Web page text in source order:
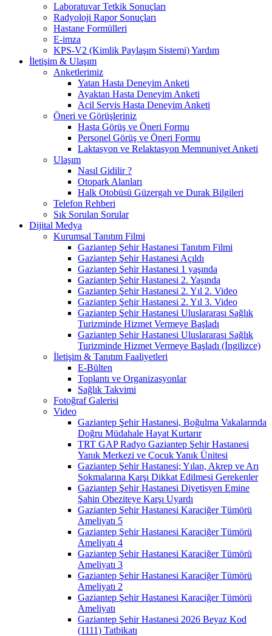
Laboratuvar Tetkik Sonuçları
Radyoloji Rapor Sonuçları
Hastane Formülleri
E-imza
KPS-V2 (Kimlik Paylaşım Sistemi) Yardım
İletişim & Ulaşım
Anketlerimiz
Yatan Hasta Deneyim Anketi
Ayaktan Hasta Deneyim Anketi
Acil Servis Hasta Deneyim Anketi
Öneri ve Görüşleriniz
Hasta Görüş ve Öneri Formu
Personel Görüş ve Öneri Formu
Laktasyon ve Relaktasyon Memnuniyet Anketi
Ulaşım
Nasıl Gidilir ?
Otopark Alanları
Halk Otobüsü Güzergah ve Durak Bilgileri
Telefon Rehberi
Sık Sorulan Sorular
Dijital Medya
Kurumsal Tanıtım Filmi
Gaziantep Şehir Hastanesi Tanıtım Filmi
Gaziantep Şehir Hastanesi Açıldı
Gaziantep Şehir Hastanesi 1 yaşında
Gaziantep Şehir Hastanesi 2. Yaşında
Gaziantep Şehir Hastanesi 2. Yıl 2. Video
Gaziantep Şehir Hastanesi 2. Yıl 3. Video
Gaziantep Şehir Hastanesi Uluslararası Sağlık
Turizminde Hizmet Vermeye Başladı
Gaziantep Şehir Hastanesi Uluslararası Sağlık
Turizminde Hizmet Vermeye Başladı (İngilizce)
İletişim & Tanıtım Faaliyetleri
E-Bülten
Toplantı ve Organizasyonlar
Sağlık Takvimi
Fotoğraf Galerisi
Video
Gaziantep Şehir Hastanesi, Boğulma Vakalarında
Doğru Müdahale Hayat Kurtarır
TRT GAP Radyo Gaziantep Şehir Hastanesi
Yanık Merkezi ve Çocuk Yanık Ünitesi
Gaziantep Şehir Hastanesi; Yılan, Akrep ve Arı
Sokmalarına Karşı Dikkat Edilmesi Gerekenler
Gaziantep Şehir Hastanesi Diyetisyen Emine
Şahin Obeziteye Karşı Uyardı
Gaziantep Şehir Hastanesi Karaciğer Tümörü
Ameliyatı 5
Gaziantep Şehir Hastanesi Karaciğer Tümörü
Ameliyatı 4
Gaziantep Şehir Hastanesi Karaciğer Tümörü
Ameliyatı 3
Gaziantep Şehir Hastanesi Karaciğer Tümörü
Ameliyatı 2
Gaziantep Şehir Hastanesi Karaciğer Tümörü
Ameliyatı
Gaziantep Şehir Hastanesi 2026 Beyaz Kod
(1111) Tatbikatı